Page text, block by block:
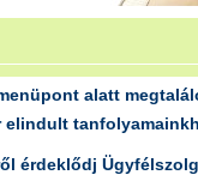
alatt
elindult
érdeklődj